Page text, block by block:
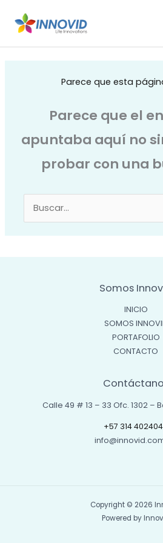
Parece que esta
Parece que el
apuntaba aquí no
probar con una
Buscar
por:
Somos
INICIO
SOMOS
PORTAFOLIO
CONTACTO
Calle 49 # 13 – 33 Ofc. 1302 –
+57 314
Copyright © 2026
Powered by